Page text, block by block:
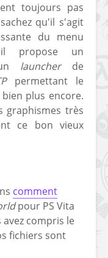
toujours pas
qu'il s'agit
du menu
un
launcherde
permettant le
plus encore.
graphismes très
ce bon vieux
comment
pour PS Vita
avez compris le
fichiers sont
[Switch]
nouveaux
SX Lite
[Switch]
SX Lite :
de test
[PSP]